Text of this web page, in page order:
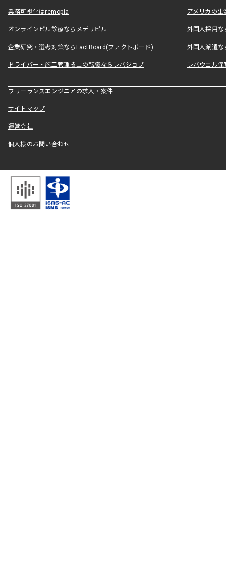
業務可視化はremopia アメリカの
オンラインピル診療ならメデリピル 外国人採用
企業研究・選考対策ならFactBoard(ファクトボード) 外国人派遣な
ドライバー・施工管理技士の転職ならレバジョブ レバウェル
フリーランスエンジニアの求人・案件
サイトマップ
運営会社
個人様のお問い合わせ